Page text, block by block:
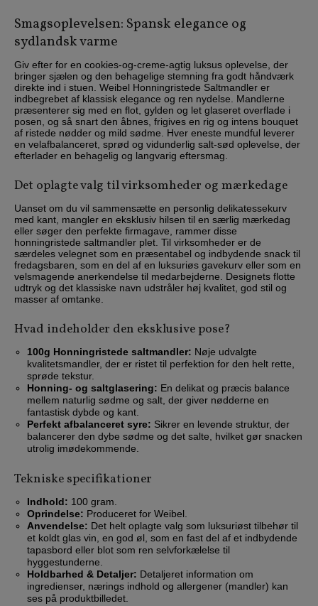
Smagsoplevelsen: Spansk elegance og
sydlandsk varme
Giv efter for en cookies-og-creme-agtig luksus oplevelse, der
bringer sjælen og den behagelige stemning fra godt håndværk
direkte ind i stuen. Weibel Honningristede Saltmandler er
indbegrebet af klassisk elegance og ren nydelse. Mandlerne
præsenterer sig med en flot, gylden og let glaseret overflade i
posen, og så snart den åbnes, frigives en rig og intens bouquet
af ristede nødder og mild sødme. Hver eneste mundful leverer
en velafbalanceret, sprød og vidunderlig salt-sød oplevelse, der
efterlader en behagelig og langvarig eftersmag.
Det oplagte valg til virksomheder og mærkedage
Uanset om du vil sammensætte en personlig delikatessekurv
med kant, mangler en eksklusiv hilsen til en særlig mærkedag
eller søger den perfekte firmagave, rammer disse
honningristede saltmandler plet. Til virksomheder er de
særdeles velegnet som en præsentabel og indbydende snack til
fredagsbaren, som en del af en luksuriøs gavekurv eller som en
velsmagende anerkendelse til medarbejderne. Designets flotte
udtryk og det klassiske navn udstråler høj kvalitet, god stil og
masser af omtanke.
Hvad indeholder den eksklusive pose?
100g Honningristede saltmandler: Nøje udvalgte
kvalitetsmandler, der er ristet til perfektion for den helt rette,
sprøde tekstur.
Honning- og saltglasering: En delikat og præcis balance
mellem naturlig sødme og salt, der giver nødderne en
fantastisk dybde og kant.
Perfekt afbalanceret syre: Sikrer en levende struktur, der
balancerer den dybe sødme og det salte, hvilket gør snacken
utrolig imødekommende.
Tekniske specifikationer
Indhold: 100 gram.
Oprindelse: Produceret for Weibel.
Anvendelse: Det helt oplagte valg som luksuriøst tilbehør til
et koldt glas vin, en god øl, som en fast del af et indbydende
tapasbord eller blot som ren selvforkælelse til
hyggestunderne.
Holdbarhed & Detaljer: Detaljeret information om
ingredienser, nærings indhold og allergener (mandler) kan
ses på produktbilledet.